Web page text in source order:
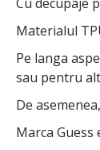
Materialul
Pe langa
sau pentru
De
Marca